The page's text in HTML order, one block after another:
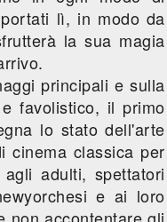
lì, in modo da
la sua magia
principali e sulla
favolistico, il primo
lo stato dell'arte
cinema classica per
adulti, spettatori
e ai loro